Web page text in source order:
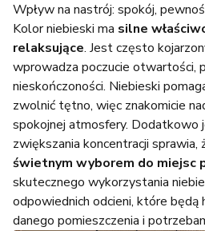
Wpływ na nastrój: spokój,
Kolor niebieski ma silne
relaksujące. Jest często
wprowadza poczucie otwartości,
nieskończoności. Niebieski
zwolnić tętno, więc znakomicie
spokojnej atmosfery. Dodatkowo
zwiększania koncentracji sprawia,
świetnym wyborem do miejsc
skutecznego wykorzystania
odpowiednich odcieni, które będą
danego pomieszczenia i